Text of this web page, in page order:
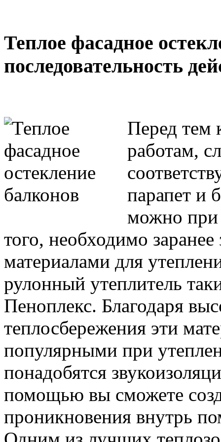
Теплое фасадное
последовательность
Перед тем
работам,
парапет и
можно
того, необходимо
материалами для
рулонный утеплитель
Пеноплекс. Благодаря
теплосбережения эти
популярными при
понадобятся
помощью вы сможете
проникновения внутрь